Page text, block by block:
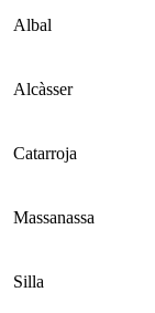
Albal
Alcàsser
Catarroja
Massanassa
Silla